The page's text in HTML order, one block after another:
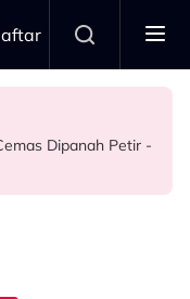
Ke Set,
- “Orang Macam
Dipanah Petir -
‘Bidadari
Permasalah Banyak
- Azza Elite